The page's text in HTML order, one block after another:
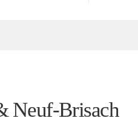
Neuf-Brisach